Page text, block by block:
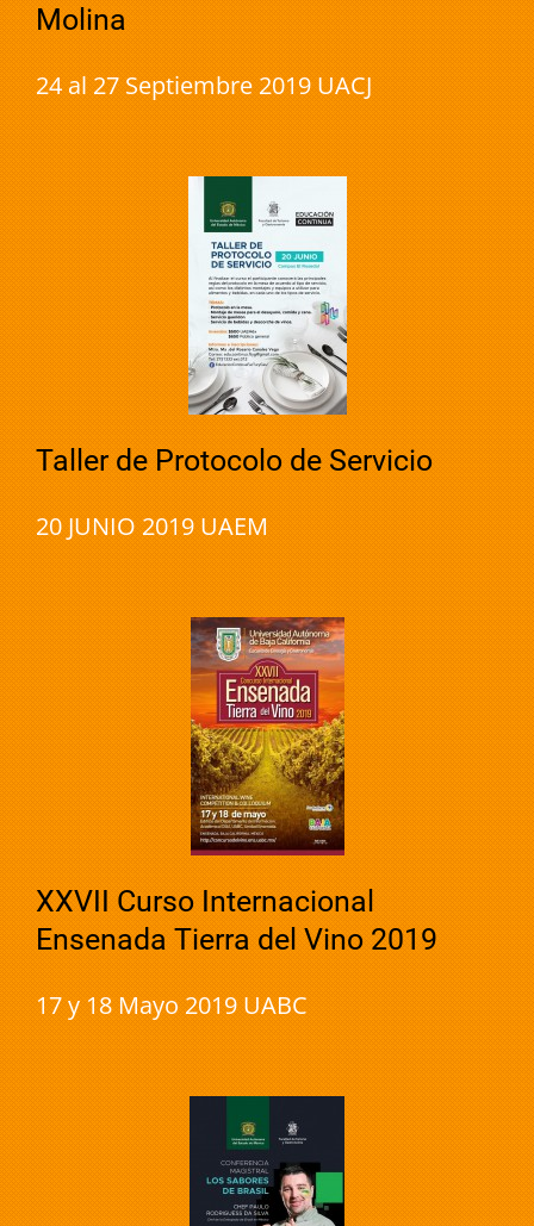
Molina
24 al 27 Septiembre 2019 UACJ
Taller de Protocolo de Servicio
20 JUNIO 2019 UAEM
XXVII Curso Internacional
Ensenada Tierra del Vino 2019
17 y 18 Mayo 2019 UABC